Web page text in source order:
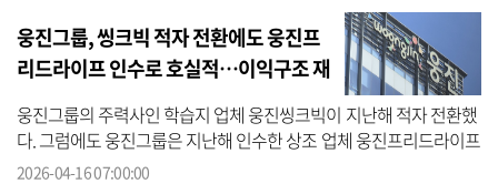
웅진그룹, 씽크빅 적자 전환에도 웅진프
리드라이프 인수로 호실적…이익구조 재
웅진그룹의 주력사인 학습지 업체 웅진씽크빅이 지난해 적자 전환했
다. 그럼에도 웅진그룹은 지난해 인수한 상조 업체 웅진프리드라이프
에 힘입어 호실적을 기록했다. 지난해 웅진프리드라이프의 영업이익
2026-04-16 07:00:00